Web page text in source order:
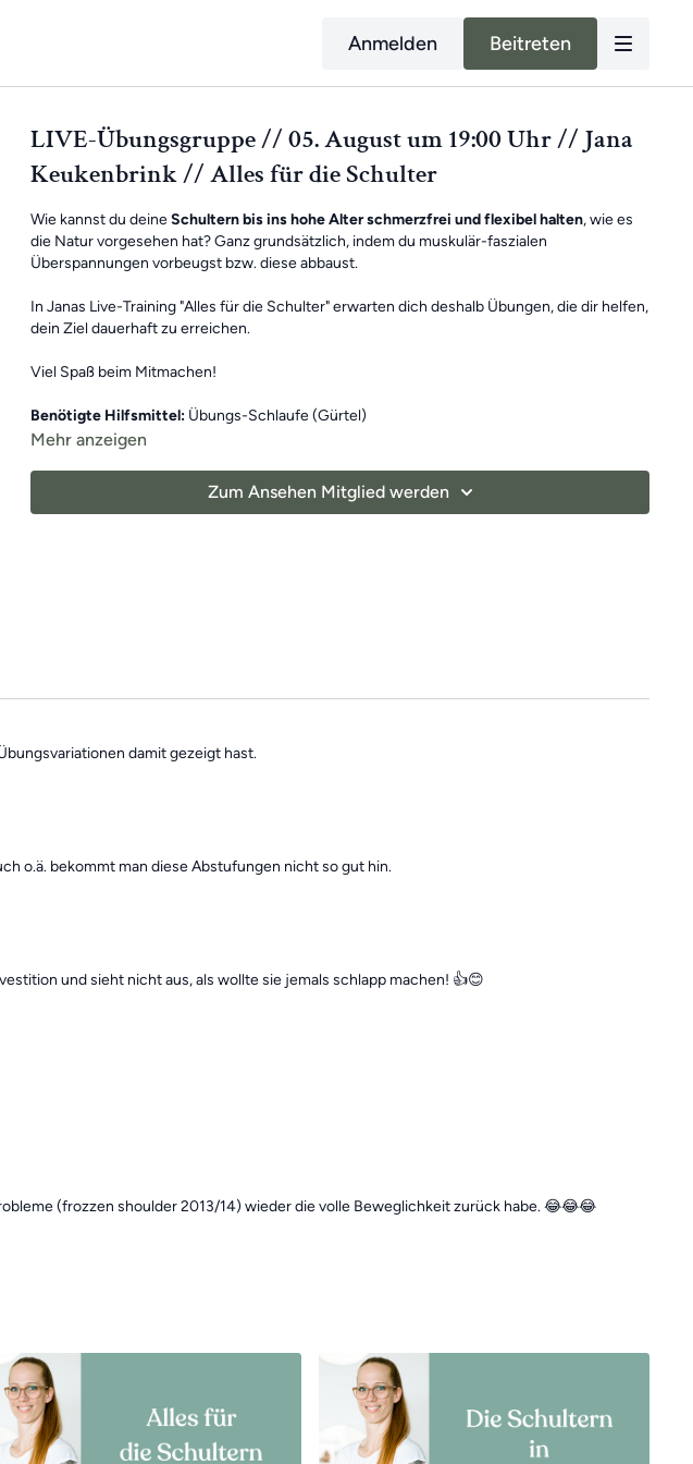
Anmelden Beitreten
LIVE-Übungsgruppe // 05. August um 19:00 Uhr // Jana
Keukenbrink // Alles für die Schulter
Wie kannst du deineSchultern bis ins hohe Alter schmerzfrei und flexibel halten, wie es
die Natur vorgesehen hat? Ganz grundsätzlich, indem du muskulär-faszialen
Überspannungen vorbeugst bzw. diese abbaust.
In Janas Live-Training "Alles für die Schulter" erwarten dich deshalb Übungen, die dir helfen,
dein Ziel dauerhaft zu erreichen.
Viel Spaß beim Mitmachen!
Benötigte Hilfsmittel: Übungs-Schlaufe (Gürtel)
Mehr anzeigen
Zum Ansehen Mitglied werden
damit gezeigt hast.
o.ä. bekommt man diese Abstufungen nicht so gut hin.
und sieht nicht aus, als wollte sie jemals schlapp machen! 👍😊
(frozzen shoulder 2013/14) wieder die volle Beweglichkeit zurück habe. 😂😂😂